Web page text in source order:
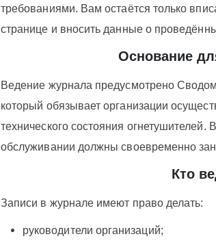
требованиями. Вам остаётся только
странице и вносить данные о
Основание
Ведение журнала предусмотрено
который обязывает организации
технического состояния
обслуживании должны своевременно
Кто
Записи в журнале имеют право делать:
руководители организаций;